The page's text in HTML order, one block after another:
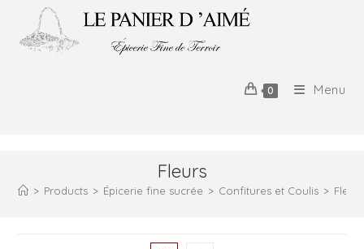
0 Menu
Fleurs
> Products > Épicerie fine sucrée > Confitures et Coulis > Fleurs